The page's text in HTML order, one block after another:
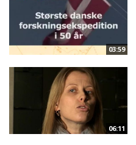
03:59
06:11